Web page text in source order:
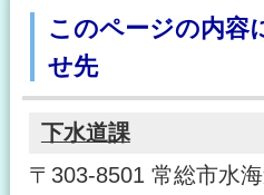
このページの内容
せ先
下水道課
〒303-8501 常総市水